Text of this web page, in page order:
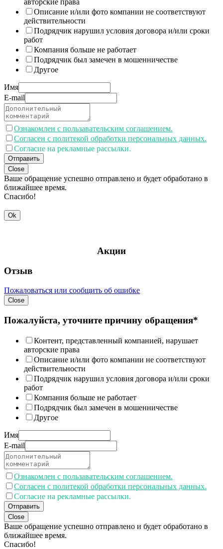
Описание и/или фото компании не соответствуют
действительности
Подрядчик нарушил условия договора и/или сроки
работ
Компания больше не работает
Подрядчик был замечен в мошенничестве
Другое
Имя
E-mail
Ознакомлен с пользавательским соглашением.
Согласен с политекой обработки персональных данных.
Согласие на рекламные рассылки.
Отправить
Close
Ваше обращение успешно отправлено и будет обработано в
ближайшее время.
Спасибо!
Ok
Акции
Отзыв
Пожаловаться или сообщить об ошибке
Close
Пожалуйста, уточните причину обращения*
Контент, представленный компанией, нарушает
авторские права
Описание и/или фото компании не соответствуют
действительности
Подрядчик нарушил условия договора и/или сроки
работ
Компания больше не работает
Подрядчик был замечен в мошенничестве
Другое
Имя
E-mail
Ознакомлен с пользавательским соглашением.
Согласен с политекой обработки персональных данных.
Согласие на рекламные рассылки.
Отправить
Close
Ваше обращение успешно отправлено и будет обработано в
ближайшее время.
Спасибо!